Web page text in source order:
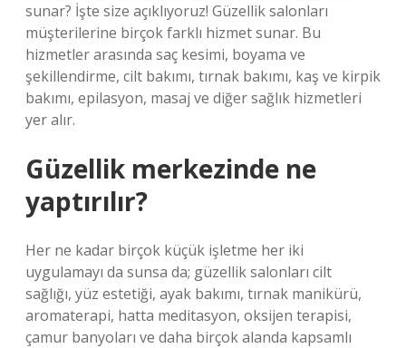
sunar? İşte size açıklıyoruz! Güzellik salonları
müşterilerine birçok farklı hizmet sunar. Bu
hizmetler arasında saç kesimi, boyama ve
şekillendirme, cilt bakımı, tırnak bakımı, kaş ve kirpik
bakımı, epilasyon, masaj ve diğer sağlık hizmetleri
yer alır.
Güzellik merkezinde ne
yaptırılır?
Her ne kadar birçok küçük işletme her iki
uygulamayı da sunsa da; güzellik salonları cilt
sağlığı, yüz estetiği, ayak bakımı, tırnak manikürü,
aromaterapi, hatta meditasyon, oksijen terapisi,
çamur banyoları ve daha birçok alanda kapsamlı